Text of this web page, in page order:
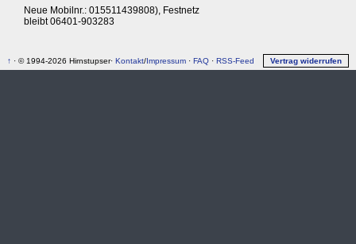
Neue Mobilnr.: 015511439808), Festnetz
bleibt 06401-903283
↑ · © 1994-2026 Hirnstupser· Kontakt/ Impressum · FAQ · RSS-Feed Vertrag widerrufen